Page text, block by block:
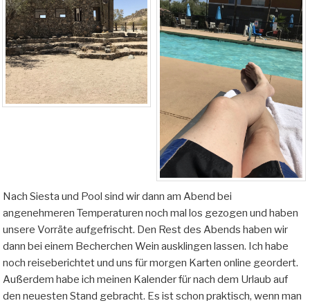
Nach Siesta und Pool sind wir dann am Abend bei
angenehmeren Temperaturen noch mal los gezogen und haben
unsere Vorräte aufgefrischt. Den Rest des Abends haben wir
dann bei einem Becherchen Wein ausklingen lassen. Ich habe
noch reiseberichtet und uns für morgen Karten online geordert.
Außerdem habe ich meinen Kalender für nach dem Urlaub auf
den neuesten Stand gebracht. Es ist schon praktisch, wenn man